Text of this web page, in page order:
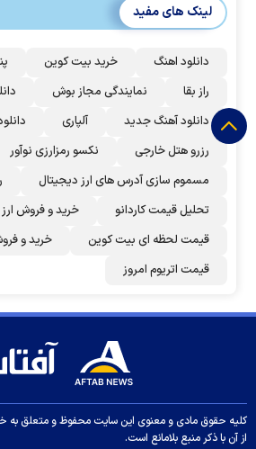
لینک های مفید
دانلود اهنگ خرید بیت کوین
راز بقا
نمایندگی مجاز بوش
دانلود آهنگ جدید
آلپاری
رزرو هتل خارجی
نکسو رمزارزی نوآور
مسموم سازی آدرس های ارز دیجیتال
تحلیل قیمت کاردانو
خرید و فروش
قیمت لحظه ای بیت کوین
خرید و
قیمت اتریوم امروز
کلیه حقوق مادی و معنوی این سایت محفوظ و متعلق به
از آن با ذکر منبع بلامانع است.